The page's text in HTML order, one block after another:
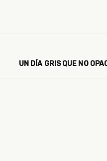
UN DÍA GRIS QUE NO